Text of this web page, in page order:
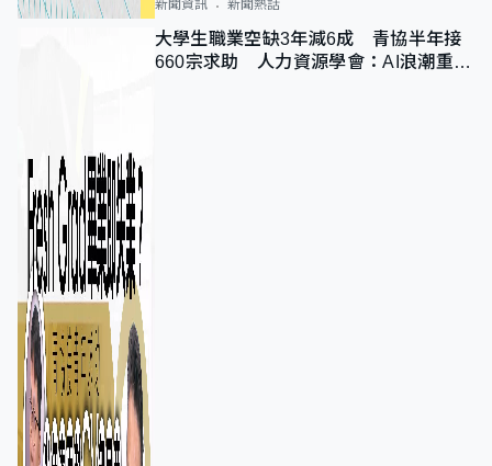
新聞資訊 新聞熱話
大學生職業空缺3年減6成 青協半年接
660宗求助 人力資源學會：AI浪潮重整